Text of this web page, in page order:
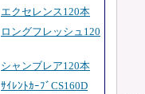
エクセレンス120本
ロングフレッシュ120
シャンブレア120本
ｻｲﾚﾝﾄｶｰﾌﾞCS160D